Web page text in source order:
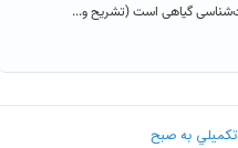
گیاهی است (تشریح و...
به صبح